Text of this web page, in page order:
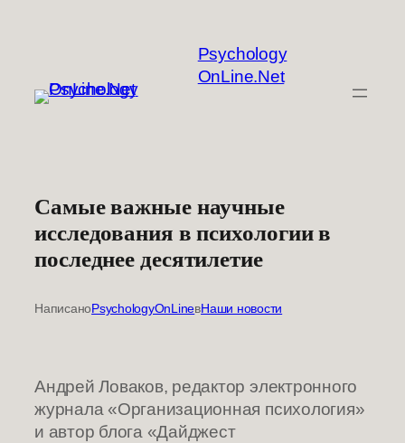
Psychology
OnLine.Net
Самые важные научные
исследования в психологии в
последнее десятилетие
НаписаноPsychologyOnLineвНаши новости
Андрей Ловаков, редактор электронного
журнала «Организационная психология»
и автор блога «Дайджест